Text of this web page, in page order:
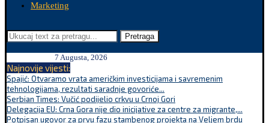
Marketing
Pretraga
7 Augusta, 2026
Najnovije vijesti:
Spajić: Otvaramo vrata američkim investicijama i savremenim
tehnologijama, rezultati saradnje govoriće...
Serbian Times: Vučić podijelio crkvu u Crnoj Gori
Delegacija EU: Crna Gora nije dio inicijative za centre za migrante,...
Potpisan ugovor za prvu fazu stambenog projekta na Veljem brdu